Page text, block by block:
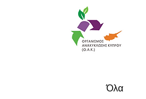
Όλα